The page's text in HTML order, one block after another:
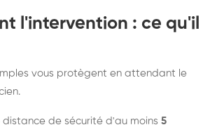
l'intervention : ce qu'il
vous protègent en attendant le
distance de sécurité d'au moins 5